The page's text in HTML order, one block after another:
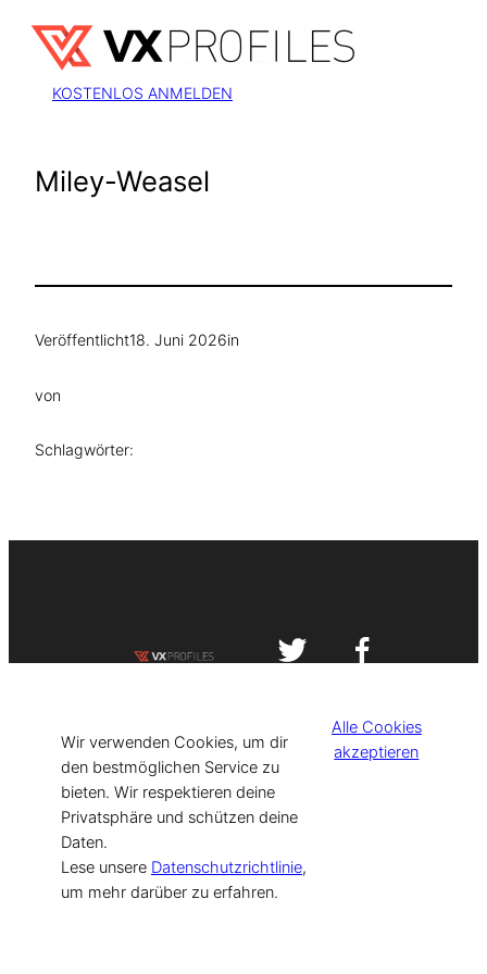
Inhalt
springen
KOSTENLOS ANMELDEN
Miley-Weasel
Veröffentlicht18. Juni 2026in
von
Schlagwörter:
[current_year] VISIT-X. Made with
for Models & Influencers!
Wir verwenden Cookies, um dir
den bestmöglichen Service zu
bieten. Wir respektieren deine
Privatsphäre und schützen deine
Daten.
Lese unsere Datenschutzrichtlinie,
um mehr darüber zu erfahren.
Alle Cookies
akzeptieren